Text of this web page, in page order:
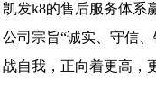
凯发k8的售后服务体系
公司宗旨“诚实、守信
战自我，正向着更高，